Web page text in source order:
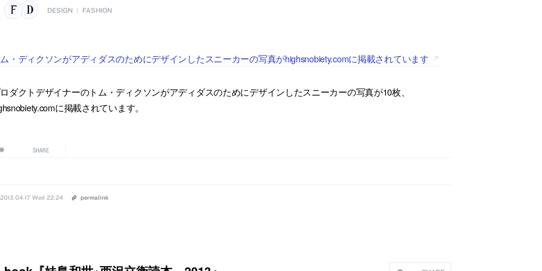
DESIGN | FASHION
ム・ディクソンがアディダスのためにデザインしたスニーカーの写真がhighsnobiety.comに掲載されています
ダクトデザイナーのトム・ディクソンがアディダスのためにデザインしたスニーカーの写真が10枚、
に掲載されています。
SHARE
2013.04.17 Wed 22:24 permalink